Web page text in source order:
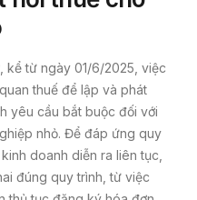
kể từ ngày 01/6/2025, việc
thuế để lập và phát
yêu cầu bắt buộc đối với
nhỏ. Để đáp ứng quy
doanh diễn ra liên tục,
đúng quy trình, từ việc